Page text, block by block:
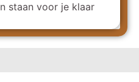
staan voor je klaar